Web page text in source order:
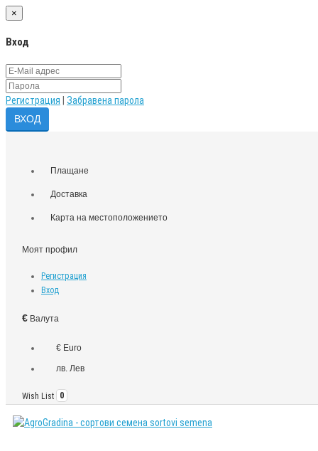
×
Вход
Регистрация Забравена парола
Плащане
Доставка
Карта на местоположението
Моят профил
Регистрация
Вход
€ Валута
€ Euro
лв. Лев
Wish List 0